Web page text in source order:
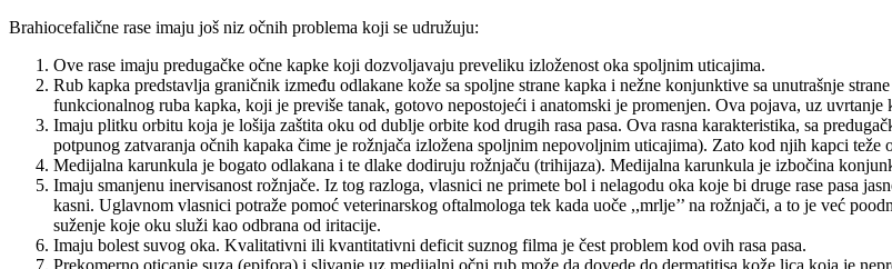
Brahiocefalične rase imaju još niz očnih problema koji se udružuju:
Ove rase imaju predugačke očne kapke koji dozvoljavaju preveliku izloženost oka spoljnim uticajima.
Rub kapka predstavlja graničnik između odlakane kože sa spoljne strane kapka i nežne konjunktive sa unutrašnje
funkcionalnog ruba kapka, koji je previše tanak, gotovo nepostojeći i anatomski je promenjen. Ova pojava, uz uvrtanje
Imaju plitku orbitu koja je lošija zaštita oku od dublje orbite kod drugih rasa pasa. Ova rasna karakteristika, sa
potpunog zatvaranja očnih kapaka čime je rožnjača izložena spoljnim nepovoljnim uticajima). Zato kod njih kapci
Medijalna karunkula je bogato odlakana i te dlake dodiruju rožnjaču (trihijaza). Medijalna karunkula je izbočina
Imaju smanjenu inervisanost rožnjače. Iz tog razloga, vlasnici ne primete bol i nelagodu oka koje bi druge rase pasa
kasni. Uglavnom vlasnici potraže pomoć veterinarskog oftalmologa tek kada uoče ,,mrlje’’ na rožnjači, a to je već
suženje koje oku služi kao odbrana od iritacije.
Imaju bolest suvog oka. Kvalitativni ili kvantitativni deficit suznog filma je čest problem kod ovih rasa pasa.
Prekomerno oticanje suza (epifora) i slivanje uz medijalni očni rub može da dovede do dermatitisa kože lica koja je